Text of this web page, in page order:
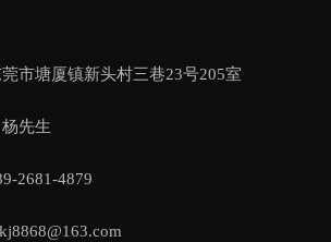
市塘厦镇新头村三巷23号205室
先生
2681-4879